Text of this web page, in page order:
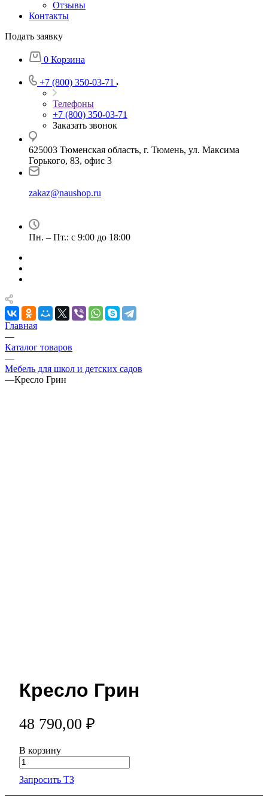
Отзывы
Контакты
Подать заявку
0 Корзина
+7 (800) 350-03-71
Телефоны
+7 (800) 350-03-71
Заказать звонок
625003 Тюменская область, г. Тюмень, ул. Максима
Горького, 83, офис 3
zakaz@naushop.ru
Пн. – Пт.: с 9:00 до 18:00
Главная
—
Каталог товаров
—
Мебель для школ и детских садов
—Кресло Грин
Кресло Грин
48 790,00 ₽
В корзину
Запросить ТЗ